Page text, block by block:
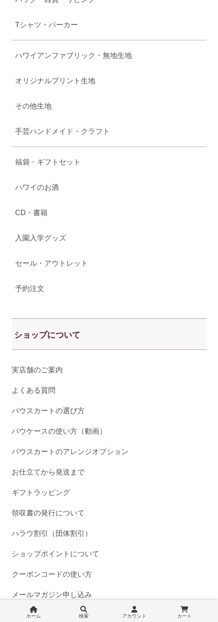
Tシャツ・パーカー
ハワイアンファブリック・無地生地
オリジナルプリント生地
その他生地
手芸ハンドメイド・クラフト
福袋・ギフトセット
ハワイのお酒
CD・書籍
入園入学グッズ
セール・アウトレット
予約注文
ショップについて
実店舗のご案内
よくある質問
パウスカートの選び方
パウケースの使い方（動画）
パウスカートのアレンジオプション
お仕立てから発送まで
ギフトラッピング
領収書の発行について
ハラウ割引（団体割引）
ショップポイントについて
クーポンコードの使い方
メールマガジン申し込み
ホーム 検索 アカウント カート